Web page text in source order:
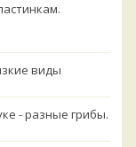
виды
- разные грибы.